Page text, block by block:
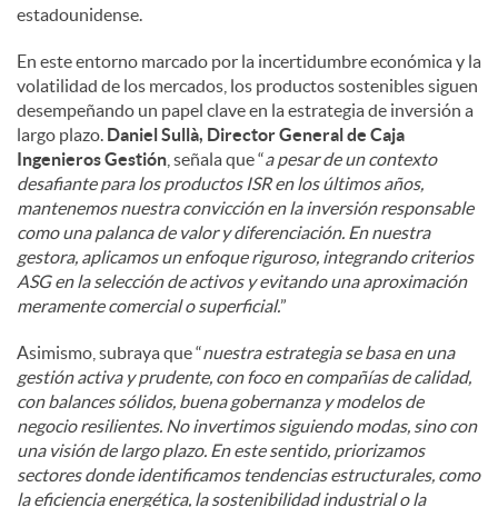
estadounidense.
En este entorno marcado por la incertidumbre económica y la
volatilidad de los mercados, los productos sostenibles siguen
desempeñando un papel clave en la estrategia de inversión a
largo plazo. Daniel Sullà, Director General de Caja
Ingenieros Gestión , señala que “a pesar de un contexto
desafiante para los productos ISR en los últimos años,
mantenemos nuestra convicción en la inversión responsable
como una palanca de valor y diferenciación. En nuestra
gestora, aplicamos un enfoque riguroso, integrando criterios
ASG en la selección de activos y evitando una aproximación
meramente comercial o superficial.”
Asimismo, subraya que “nuestra estrategia se basa en una
gestión activa y prudente, con foco en compañías de calidad,
con balances sólidos, buena gobernanza y modelos de
negocio resilientes. No invertimos siguiendo modas, sino con
una visión de largo plazo. En este sentido, priorizamos
sectores donde identificamos tendencias estructurales, como
la eficiencia energética, la sostenibilidad industrial o la